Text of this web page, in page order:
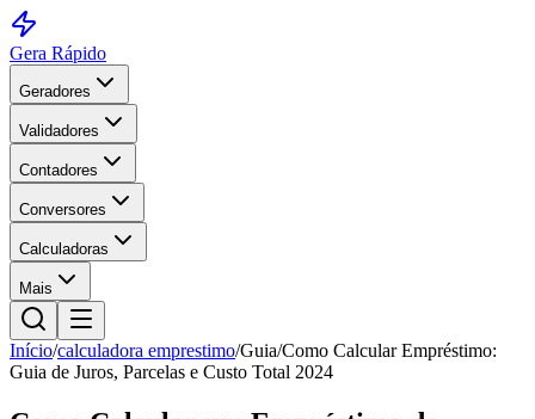
Gera Rápido
Geradores
Validadores
Contadores
Conversores
Calculadoras
Mais
Início/calculadora emprestimo/Guia/Como Calcular Empréstimo:
Guia de Juros, Parcelas e Custo Total 2024